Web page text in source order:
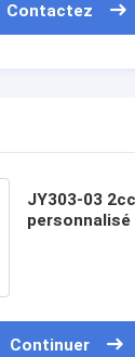
Contactez
JY303-03
Continuer